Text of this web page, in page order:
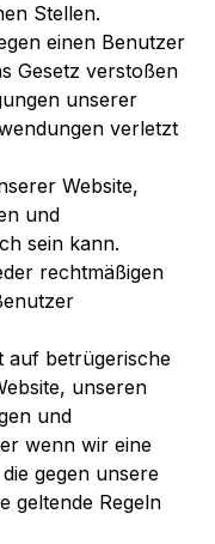
Stellen.
einen Benutzer
Gesetz verstoßen
unserer
verletzt
Website,
und
sein kann.
rechtmäßigen
auf betrügerische
unseren
und
wenn wir eine
gegen unsere
geltende Regeln